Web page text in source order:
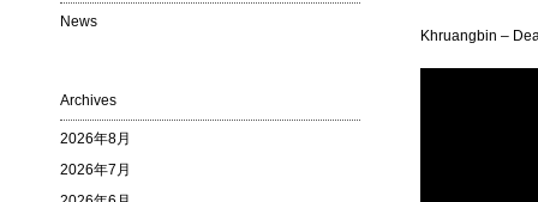
Khruangbin –
News
Archives
2026年8月
2026年7月